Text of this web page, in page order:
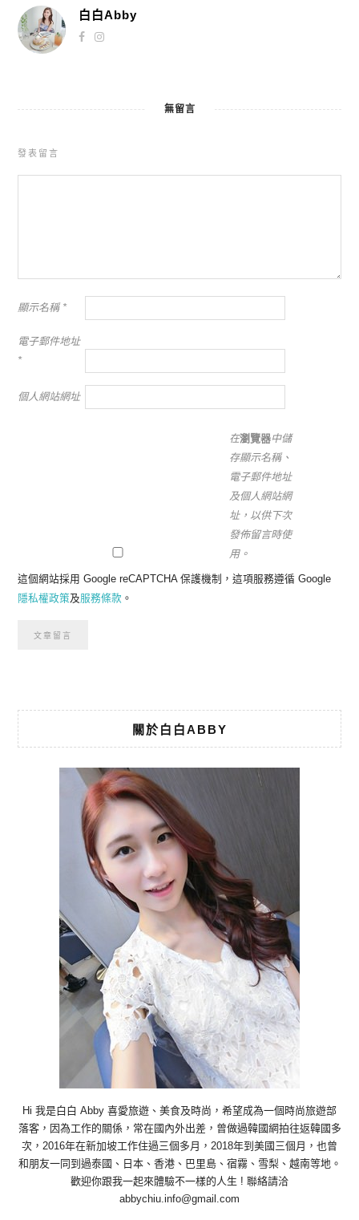
白白Abby
無留言
發表留言
顯示名稱 *
電子郵件地址
*
個人網站網址
在瀏覽器中儲
存顯示名稱、
電子郵件地址
及個人網站網
址，以供下次
發佈留言時使
用。
這個網站採用 Google reCAPTCHA 保護機制，這項服務遵循 Google
隱私權政策及服務條款 。
關於白白ABBY
Hi 我是白白 Abby 喜愛旅遊、美食及時尚，希望成為一個時尚旅遊部
落客，因為工作的關係，常在國內外出差，曾做過韓國網拍往返韓國多
次，2016年在新加坡工作住過三個多月，2018年到美國三個月，也曾
和朋友一同到過泰國、日本、香港、巴里島、宿霧、雪梨、越南等地。
歡迎你跟我一起來體驗不一樣的人生 ! 聯絡請洽
abbychiu.info@gmail.com